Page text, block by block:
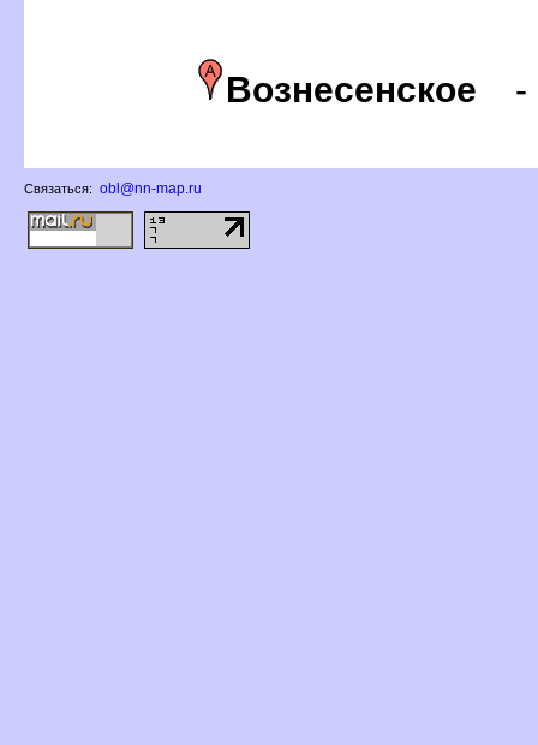
ознесенское
Связаться: obl@nn-map.ru